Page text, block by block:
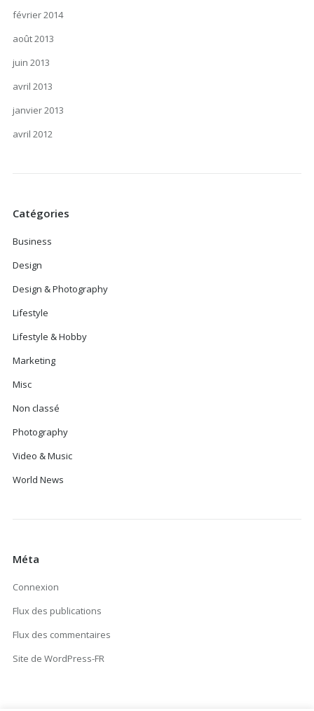
février 2014
août 2013
juin 2013
avril 2013
janvier 2013
avril 2012
Catégories
Business
Design
Design & Photography
Lifestyle
Lifestyle & Hobby
Marketing
Misc
Non classé
Photography
Video & Music
World News
Méta
Connexion
Flux des publications
Flux des commentaires
Site de WordPress-FR